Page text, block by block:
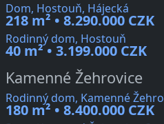
Dom, Hostouň, Hájecká
218 m² • 8.290.000 CZK
Rodinný dom, Hostouň
40 m² • 3.199.000 CZK
Kamenné Žehrovice
Rodinný dom, Kamenné
180 m² • 8.400.000 CZK